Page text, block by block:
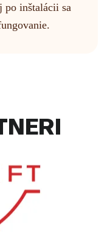
po inštalácii sa